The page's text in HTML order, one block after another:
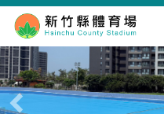
到
主
要
內
容